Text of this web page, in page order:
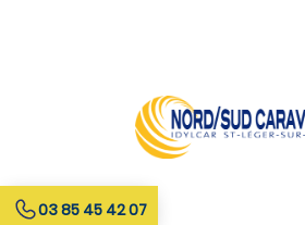
03 85 45 42 07